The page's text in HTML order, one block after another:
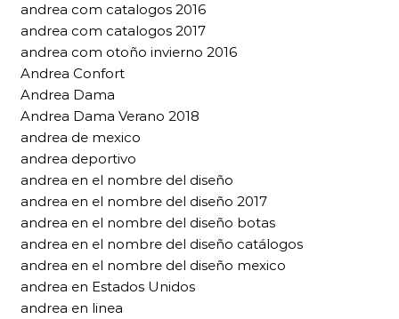
andrea com catalogos 2016
andrea com catalogos 2017
andrea com otoño invierno 2016
Andrea Confort
Andrea Dama
Andrea Dama Verano 2018
andrea de mexico
andrea deportivo
andrea en el nombre del diseño
andrea en el nombre del diseño 2017
andrea en el nombre del diseño botas
andrea en el nombre del diseño catálogos
andrea en el nombre del diseño mexico
andrea en Estados Unidos
andrea en linea